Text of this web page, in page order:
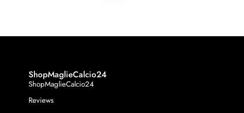
ShopMaglieCalcio24
ShopMaglieCalcio24
Reviews